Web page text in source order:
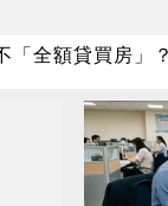
「全額貸買房」